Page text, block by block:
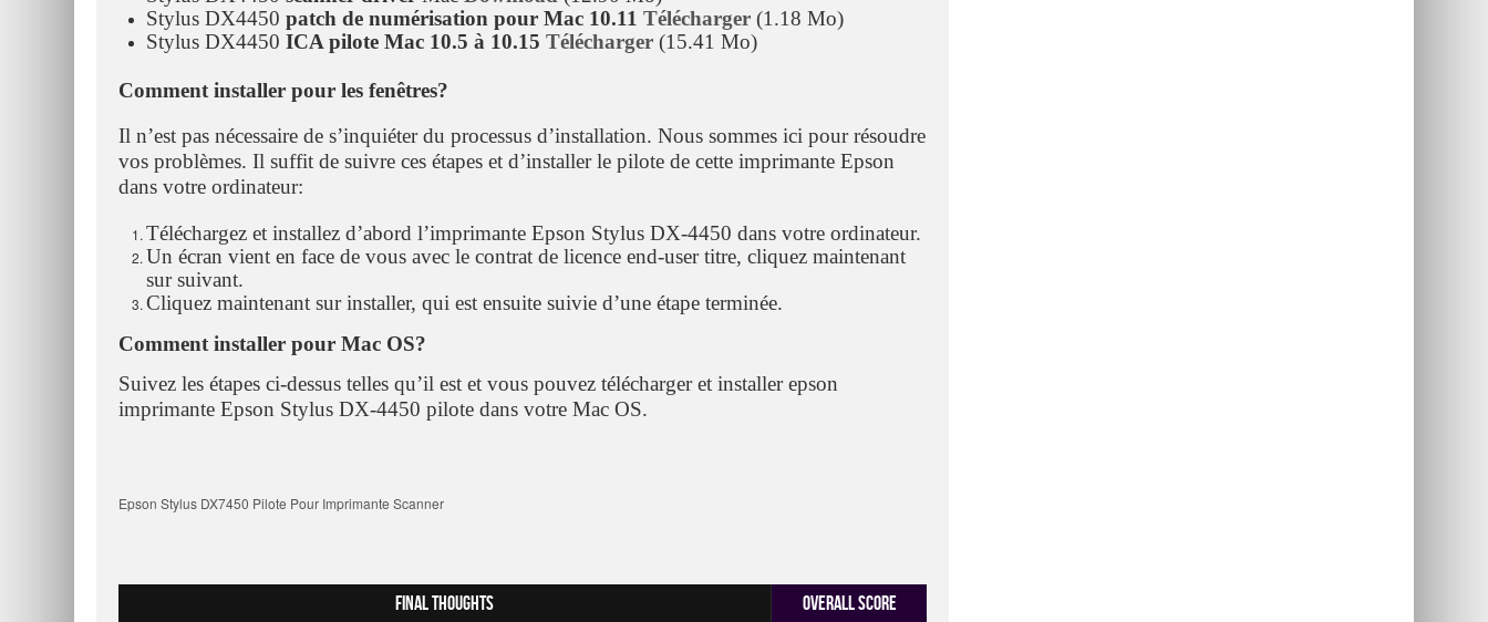
Stylus DX4450 patch de numérisation pour Mac 10.11 Télécharger (1.18 Mo)
Stylus DX4450 ICA pilote Mac 10.5 à 10.15 Télécharger (15.41 Mo)
Comment installer pour les fenêtres?
Il n’est pas nécessaire de s’inquiéter du processus d’installation. Nous sommes ici pour résoudre
vos problèmes. Il suffit de suivre ces étapes et d’installer le pilote de cette imprimante Epson
dans votre ordinateur:
Téléchargez et installez d’abord l’imprimante Epson Stylus DX-4450 dans votre ordinateur.
Un écran vient en face de vous avec le contrat de licence end-user titre, cliquez maintenant
sur suivant.
Cliquez maintenant sur installer, qui est ensuite suivie d’une étape terminée.
Comment installer pour Mac OS?
Suivez les étapes ci-dessus telles qu’il est et vous pouvez télécharger et installer epson
imprimante Epson Stylus DX-4450 pilote dans votre Mac OS.
Epson Stylus DX7450 Pilote Pour Imprimante Scanner
Final Thoughts Overall Score